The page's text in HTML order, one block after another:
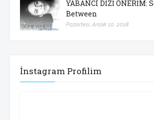
YABANCI DİZİ ÖNERİM:
Between
Pazartesi, Aralık 10, 2018
İnstagram Profilim